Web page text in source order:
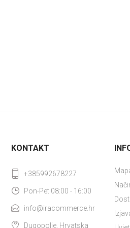
KONTAKT
+385992678227
Pon-Pet 08:00 - 16:00
info@iracommerce.hr
Dugopolje, Hrvatska